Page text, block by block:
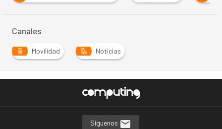
Canales
Movilidad Noticias
Síguenos